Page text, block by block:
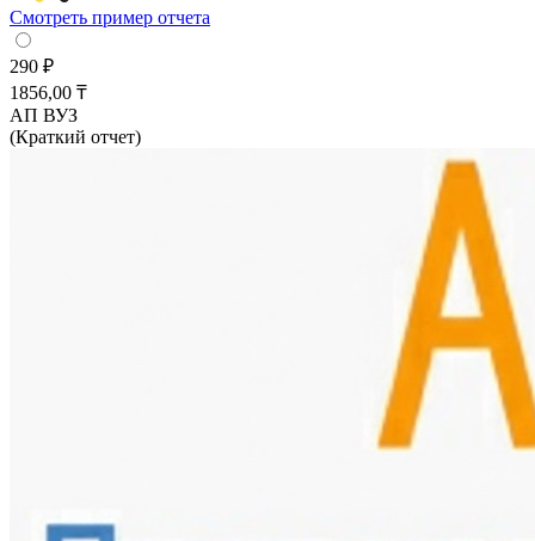
Смотреть пример отчета
290 ₽
1856,00 ₸
АП ВУЗ
(Краткий отчет)